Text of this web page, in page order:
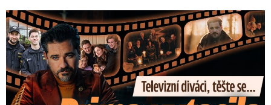
Prima vytasila podzimní trumfy! Další Zrádci a žhavé novinky